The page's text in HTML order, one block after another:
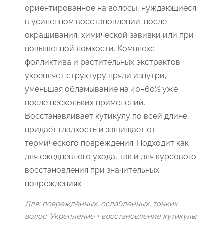
ориентированное на волосы, нуждающиеся
в усиленном восстановлении: после
окрашивания, химической завивки или при
повышенной ломкости. Комплекс
фолликтива и растительных экстрактов
укрепляет структуру пряди изнутри,
уменьшая обламывание на 40–60% уже
после нескольких применений.
Восстанавливает кутикулу по всей длине,
придаёт гладкость и защищает от
термического повреждения. Подходит как
для ежедневного ухода, так и для курсового
восстановления при значительных
повреждениях.
Для: повреждённых, ослабленных, тонких
волос. Укрепление + восстановление кутикулы.